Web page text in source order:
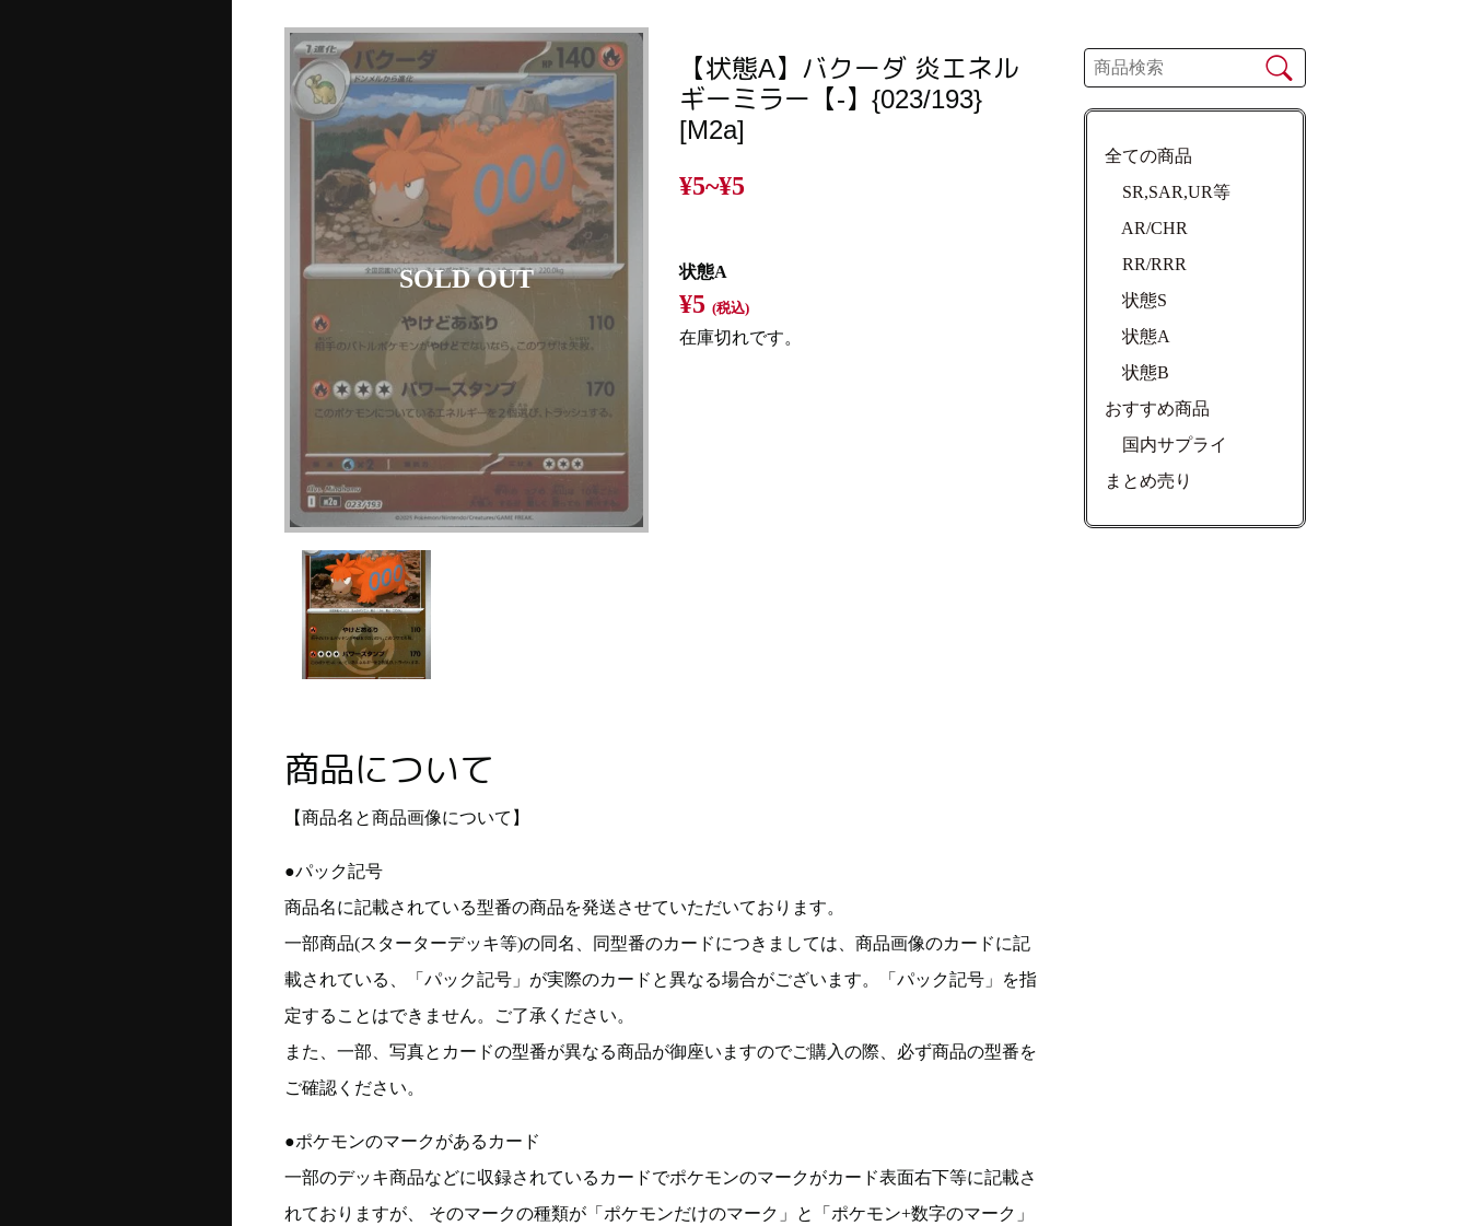
【状態A】バクーダ 炎エネル
ギーミラー【-】{023/193}
[M2a]
¥5~¥5
状態A
¥5(税込)
在庫切れです。
商品について
【商品名と商品画像について】
●パック記号
商品名に記載されている型番の商品を発送させていただいております。
一部商品(スターターデッキ等)の同名、同型番のカードにつきましては、商品画像のカードに記
載されている、「パック記号」が実際のカードと異なる場合がございます。「パック記号」を指
定することはできません。ご了承ください。
また、一部、写真とカードの型番が異なる商品が御座いますのでご購入の際、必ず商品の型番を
ご確認ください。
●ポケモンのマークがあるカード
一部のデッキ商品などに収録されているカードでポケモンのマークがカード表面右下等に記載さ
れておりますが、 そのマークの種類が「ポケモンだけのマーク」と「ポケモン+数字のマーク」
全ての商品
SR,SAR,UR等
AR/CHR
RR/RRR
状態S
状態A
状態B
おすすめ商品
国内サプライ
まとめ売り